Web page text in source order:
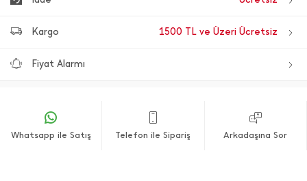
Kargo 1500 TL ve Üzeri Ücretsiz
Fiyat Alarmı
Whatsapp ile Satış Telefon ile Sipariş Arkadaşına Sor